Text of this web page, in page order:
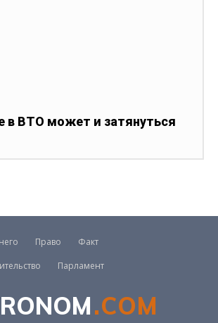
в ВТО может и затянуться
Право
Факт
Парламент
.COM